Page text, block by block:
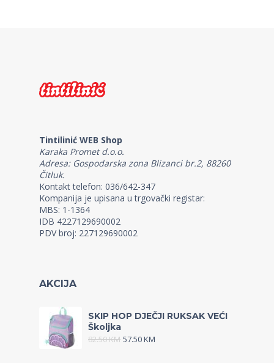
Tintilinić WEB Shop
Karaka Promet d.o.o.
Adresa: Gospodarska zona Blizanci br.2, 88260
Čitluk.
Kontakt telefon: 036/642-347
Kompanija je upisana u trgovački registar:
MBS: 1-1364
IDB 4227129690002
PDV broj: 227129690002
AKCIJA
SKIP HOP DJEČJI RUKSAK VEĆI
Školjka
82.50KM 57.50KM